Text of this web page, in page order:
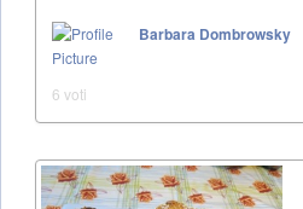
Barbara Dombrowsky
6 voti